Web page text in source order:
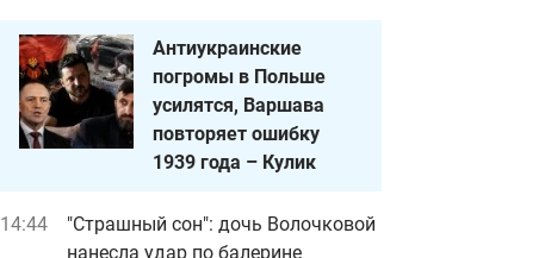
Антиукраинские
погромы в Польше
усилятся, Варшава
повторяет ошибку
1939 года – Кулик
14:44
"Страшный сон": дочь Волочковой
нанесла удар по балерине